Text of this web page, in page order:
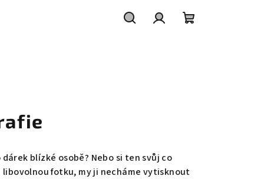
blízké osobě? Nebo si ten svůj co
libovolnou fotku, my ji necháme vytisknout